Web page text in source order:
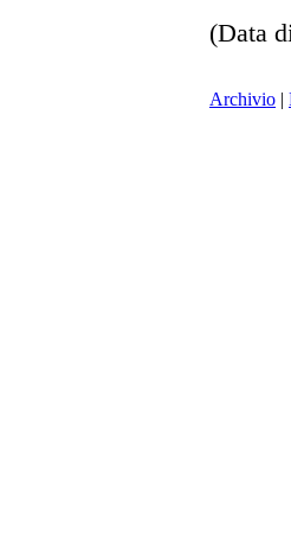
(Data
Archivio |